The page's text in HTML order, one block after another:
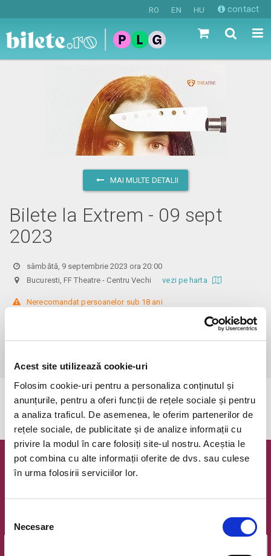
Acest site utilizează cookie-uri
Folosim cookie-uri pentru a personaliza conținutul și
anunțurile, pentru a oferi funcții de rețele sociale și pentru
a analiza traficul. De asemenea, le oferim partenerilor de
rețele sociale, de publicitate și de analize informații cu
privire la modul în care folosiți site-ul nostru. Aceștia le
pot combina cu alte informații oferite de dvs. sau culese
în urma folosirii serviciilor lor.
consimțământului
Necesare
RO EN HU contact
MAI MULTE DETALII
Bilete la Extrem - 09 sept
2023
sâmbătă, 9 septembrie 2023 ora 20:00
Bucuresti, FF Theatre - Centru Vechivezi pe harta
Nerecomandat persoanelor sub 18 ani
Din respect pentru actori si public avem rugamintea de a va prezenta
cu cel putin 30 de minute inainte de inceperea spectacolului.
Dupa ora inceperii reprezentatiei, rezervarile si biletele isi pierd
Evenimentul a expirat.
Newsletter @ Bilete.ro
Oferte exclusive si o editie saptamanala cu cele mai noi
Email